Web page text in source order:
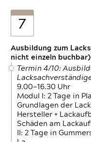
7
Ausbildung zum
nicht einzeln buchbar)
Termin 4/10:
9.00—16.30 Uhr
Modul I: 2 Tage in
Grundlagen der
Hersteller +
Schäden am
II: 2 Tage in